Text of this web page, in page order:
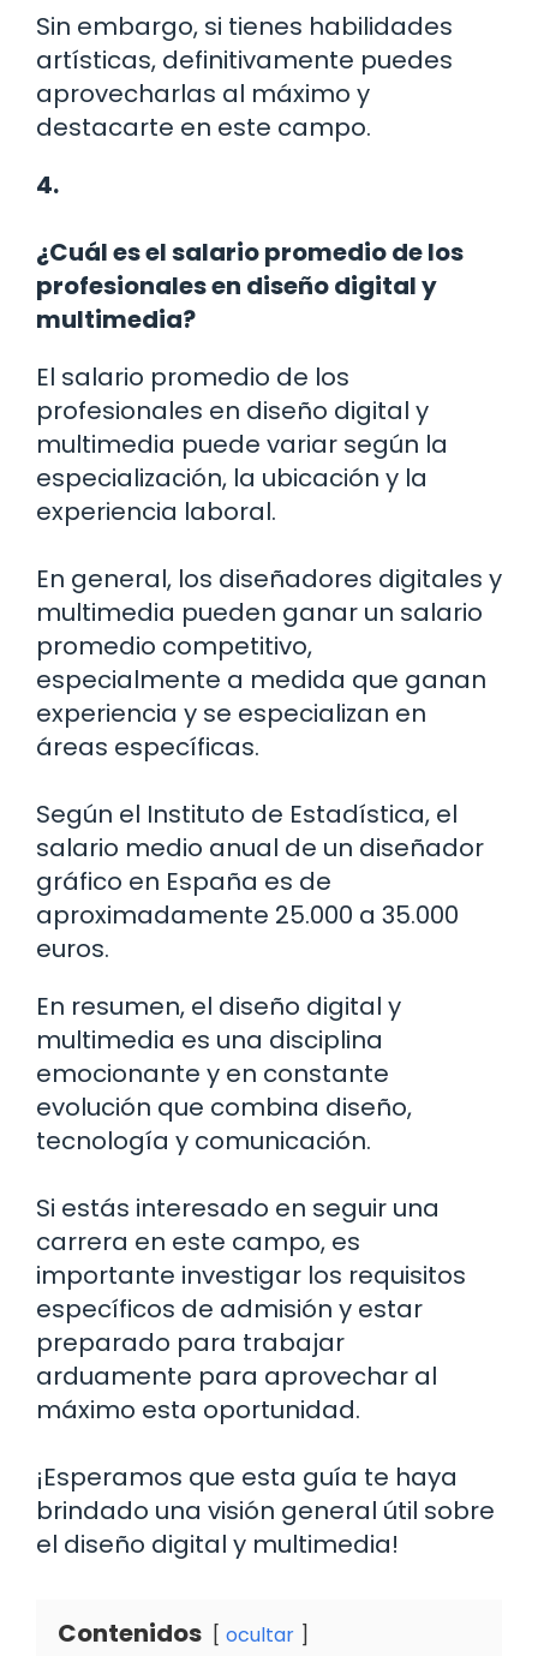
Sin embargo, si tienes habilidades
artísticas, definitivamente puedes
aprovecharlas al máximo y
destacarte en este campo.
4.
¿Cuál es el salario promedio de los
profesionales en diseño digital y
multimedia?
El salario promedio de los
profesionales en diseño digital y
multimedia puede variar según la
especialización, la ubicación y la
experiencia laboral.
En general, los diseñadores digitales y
multimedia pueden ganar un salario
promedio competitivo,
especialmente a medida que ganan
experiencia y se especializan en
áreas específicas.
Según el Instituto de Estadística, el
salario medio anual de un diseñador
gráfico en España es de
aproximadamente 25.000 a 35.000
euros.
En resumen, el diseño digital y
multimedia es una disciplina
emocionante y en constante
evolución que combina diseño,
tecnología y comunicación.
Si estás interesado en seguir una
carrera en este campo, es
importante investigar los requisitos
específicos de admisión y estar
preparado para trabajar
arduamente para aprovechar al
máximo esta oportunidad.
¡Esperamos que esta guía te haya
brindado una visión general útil sobre
el diseño digital y multimedia!
Contenidos ocultar